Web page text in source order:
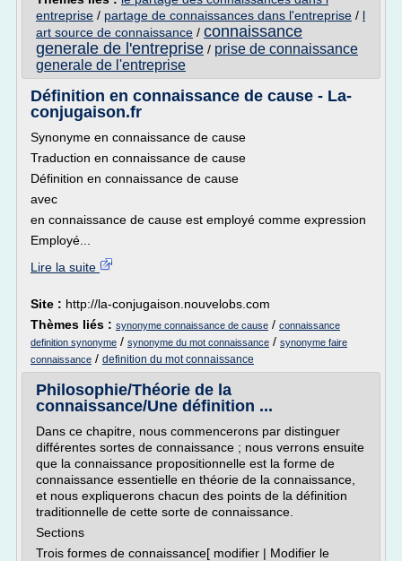
entreprise / partage de connaissances dans l'entreprise / l
art source de connaissance / connaissance
generale de l'entreprise / prise de connaissance
generale de l'entreprise
Définition en connaissance de cause - La-
conjugaison.fr
Synonyme en connaissance de cause
Traduction en connaissance de cause
Définition en connaissance de cause
avec
en connaissance de cause est employé comme expression
Employé...
Lire la suite
Site : http://la-conjugaison.nouvelobs.com
Thèmes liés : synonyme connaissance de cause / connaissance
definition synonyme / synonyme du mot connaissance / synonyme faire
connaissance / definition du mot connaissance
Philosophie/Théorie de la
connaissance/Une définition ...
Dans ce chapitre, nous commencerons par distinguer
différentes sortes de connaissance ; nous verrons ensuite
que la connaissance propositionnelle est la forme de
connaissance essentielle en théorie de la connaissance,
et nous expliquerons chacun des points de la définition
traditionnelle de cette sorte de connaissance.
Sections
Trois formes de connaissance[ modifier | Modifier le